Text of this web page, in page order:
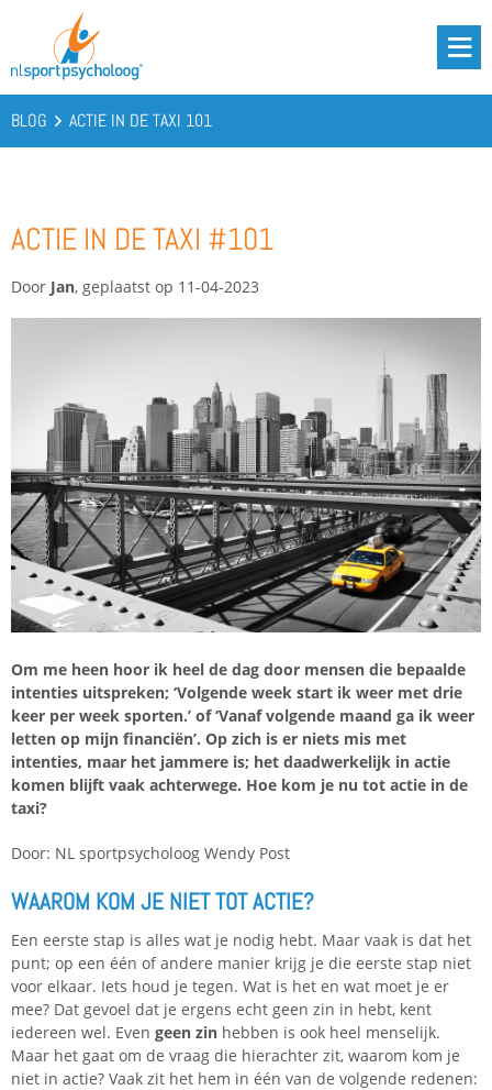
KENNIS
CONTACT
BLOG ACTIE IN DE TAXI 101
ACTIE IN DE TAXI #101
Door Jan, geplaatst op 11-04-2023
Om me heen hoor ik heel de dag door mensen die bepaalde
intenties uitspreken; ‘Volgende week start ik weer met drie
keer per week sporten.’ of ‘Vanaf volgende maand ga ik weer
letten op mijn financiën’. Op zich is er niets mis met
intenties, maar het jammere is; het daadwerkelijk in actie
komen blijft vaak achterwege. Hoe kom je nu tot actie in de
taxi?
Door: NL sportpsycholoog Wendy Post
WAAROM KOM JE NIET TOT ACTIE?
Een eerste stap is alles wat je nodig hebt. Maar vaak is dat het
punt; op een één of andere manier krijg je die eerste stap niet
voor elkaar. Iets houd je tegen. Wat is het en wat moet je er
mee? Dat gevoel dat je ergens echt geen zin in hebt, kent
iedereen wel. Even geen zin hebben is ook heel menselijk.
Maar het gaat om de vraag die hierachter zit, waarom kom je
niet in actie? Vaak zit het hem in één van de volgende redenen: